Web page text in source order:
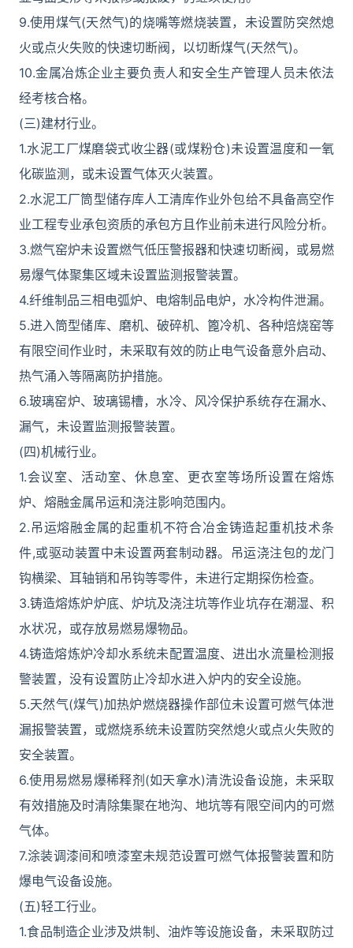
9.使用煤气(天然气)的烧嘴等燃烧装置，未设置防突然熄
火或点火失败的快速切断阀，以切断煤气(天然气)。
10.金属冶炼企业主要负责人和安全生产管理人员未依法
经考核合格。
(三)建材行业。
1.水泥工厂煤磨袋式收尘器(或煤粉仓)未设置温度和一氧
化碳监测，或未设置气体灭火装置。
2.水泥工厂筒型储存库人工清库作业外包给不具备高空作
业工程专业承包资质的承包方且作业前未进行风险分析。
3.燃气窑炉未设置燃气低压警报器和快速切断阀，或易燃
易爆气体聚集区域未设置监测报警装置。
4.纤维制品三相电弧炉、电熔制品电炉，水冷构件泄漏。
5.进入筒型储库、磨机、破碎机、篦冷机、各种焙烧窑等
有限空间作业时，未采取有效的防止电气设备意外启动、
热气涌入等隔离防护措施。
6.玻璃窑炉、玻璃锡槽，水冷、风冷保护系统存在漏水、
漏气，未设置监测报警装置。
(四)机械行业。
1.会议室、活动室、休息室、更衣室等场所设置在熔炼
炉、熔融金属吊运和浇注影响范围内。
2.吊运熔融金属的起重机不符合冶金铸造起重机技术条
件,或驱动装置中未设置两套制动器。吊运浇注包的龙门
钩横梁、耳轴销和吊钩等零件，未进行定期探伤检查。
3.铸造熔炼炉炉底、炉坑及浇注坑等作业坑存在潮湿、积
水状况，或存放易燃易爆物品。
4.铸造熔炼炉冷却水系统未配置温度、进出水流量检测报
警装置，没有设置防止冷却水进入炉内的安全设施。
5.天然气(煤气)加热炉燃烧器操作部位未设置可燃气体泄
漏报警装置，或燃烧系统未设置防突然熄火或点火失败的
安全装置。
6.使用易燃易爆稀释剂(如天拿水)清洗设备设施，未采取
有效措施及时清除集聚在地沟、地坑等有限空间内的可燃
气体。
7.涂装调漆间和喷漆室未规范设置可燃气体报警装置和防
爆电气设备设施。
(五)轻工行业。
1.食品制造企业涉及烘制、油炸等设施设备，未采取防过